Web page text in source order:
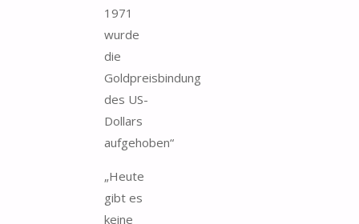
1971
wurde
die
Goldpreisbindung
des US-
Dollars
aufgehoben“
„Heute
gibt es
keine